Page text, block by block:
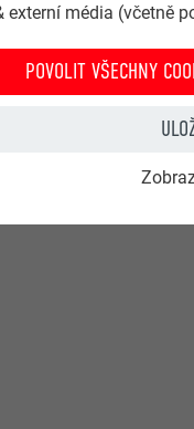
externí média (včetně
POVOLIT VŠECHNY
Vojtěcha
Ukázali tak všem
předal Aleši Slivkovi
ponechán náhodě,
ve
- mít